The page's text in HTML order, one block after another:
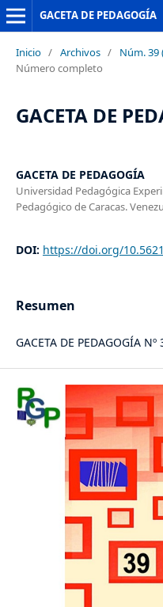
GACETA DE PEDAGOGÍA
Inicio / Archivos / Núm. 39
Número completo
GACETA DE
GACETA DE PEDAGOGÍA
Universidad Pedagógica
Pedagógico de Caracas.
DOI: https://doi.org/
Resumen
GACETA DE PEDAGOGÍA